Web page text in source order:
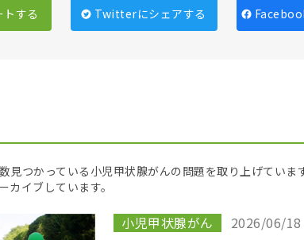
する Twitterにシェアする
見つかっている小児甲状腺がんの問題を取り上げていま
イブしています。
小児甲状腺がん 2026/06/